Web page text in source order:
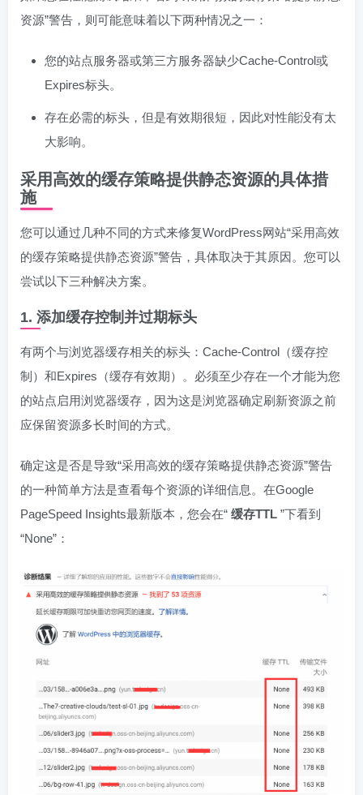
资源”警告，则可能意味着以下两种情况之一：
您的站点服务器或第三方服务器缺少Cache-Control或
Expires标头。
存在必需的标头，但是有效期很短，因此对性能没有太
大影响。
采用高效的缓存策略提供静态资源的具体措
施
您可以通过几种不同的方式来修复WordPress网站“采用高效
的缓存策略提供静态资源”警告，具体取决于其原因。您可以
尝试以下三种解决方案。
1. 添加缓存控制并过期标头
有两个与浏览器缓存相关的标头：Cache-Control（缓存控
制）和Expires（缓存有效期）。必须至少存在一个才能为您
的站点启用浏览器缓存，因为这是浏览器确定刷新资源之前
应保留资源多长时间的方式。
确定这是否是导致“采用高效的缓存策略提供静态资源”警告
的一种简单方法是查看每个资源的详细信息。在Google
PageSpeed Insights最新版本，您会在“ 缓存TTL ”下看到
“None”：